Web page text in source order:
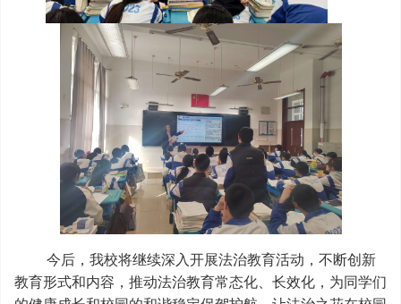
今后，我校将继续深入开展法治教育活动，不断创新
教育形式和内容，推动法治教育常态化、长效化，为同学们